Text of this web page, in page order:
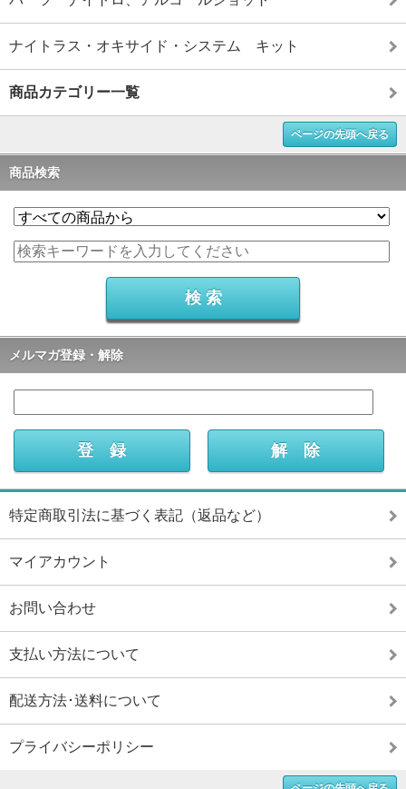
ナイトラス・オキサイド・システム キット
商品カテゴリー一覧
ページの先頭へ戻る
商品検索
メルマガ登録・解除
特定商取引法に基づく表記（返品など）
マイアカウント
お問い合わせ
支払い方法について
配送方法･送料について
プライバシーポリシー